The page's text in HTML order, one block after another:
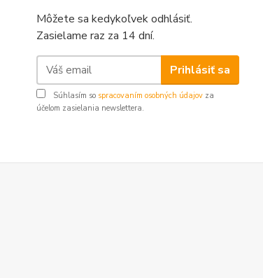
Môžete sa kedykoľvek odhlásiť.
Zasielame raz za 14 dní.
Prihlásiť sa
Súhlasím so spracovaním osobných údajov za
účelom zasielania newslettera.